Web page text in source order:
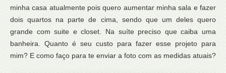
minha casa atualmente pois quero aumentar minha sala e fazer
dois quartos na parte de cima, sendo que um deles quero
grande com suite e closet. Na suíte preciso que caiba uma
banheira. Quanto é seu custo para fazer esse projeto para
mim? E como faço para te enviar a foto com as medidas atuais?